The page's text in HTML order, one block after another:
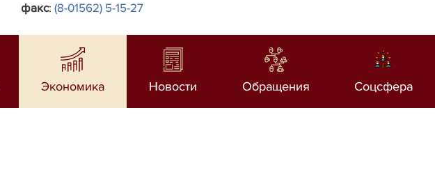
факс: (8-01562) 5-15-27
Экономика Новости Обращения Соцсфера